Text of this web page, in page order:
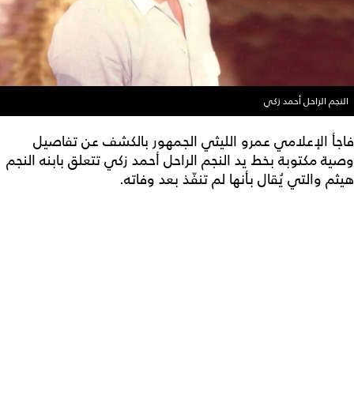
النجم الراحل أحمد زكي
فاجأ الإعلامي عمرو الليثي الجمهور بالكشف عن تفاصيل
وصية مكتوبة بخط يد النجم الراحل أحمد زكي تتعلق بابنه النجم
هيثم والتي يُقال بأنها لم تنفّذ بعد وفاته.